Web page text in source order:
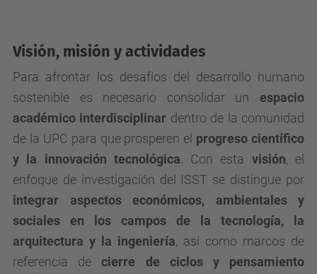
Visión, misión y actividades
Para afrontar los desafíos del desarrollo humano
sostenible es necesario consolidar un espacio
académico interdisciplinar dentro de la comunidad
de la UPC para que prosperen el progreso científico
y la innovación tecnológica . Con esta visión, el
enfoque de investigación del ISST se distingue por
integrar aspectos económicos, ambientales y
sociales en los campos de la tecnología, la
arquitectura y la ingeniería, así como marcos de
referencia de cierre de ciclos y pensamiento